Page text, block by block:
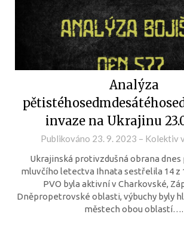
Analýza
invaze na Ukrajinu
Publikováno 23. 9. 2023 – Kolektiv
Ukrajinská protivzdušná obrana
mluvčího letectva Ihnata sestřelila 14 z
PVO byla aktivní v Charkovské,
Dněpropetrovské oblasti, výbuchy byly
městech obou oblastí….